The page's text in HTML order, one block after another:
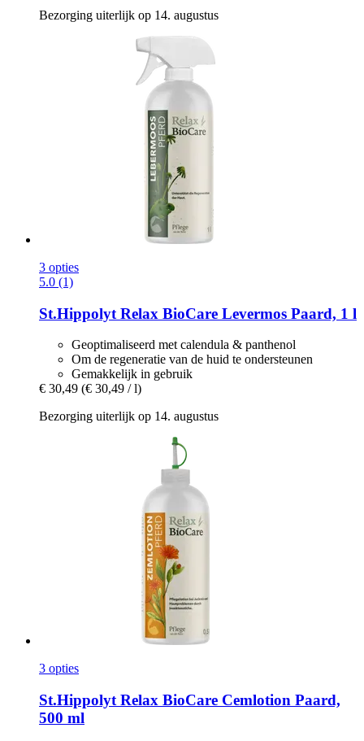
Bezorging uiterlijk op 14. augustus
3 opties
5.0 (1)
St.Hippolyt Relax BioCare Levermos Paard, 1 l
Geoptimaliseerd met calendula & panthenol
Om de regeneratie van de huid te ondersteunen
Gemakkelijk in gebruik
€ 30,49 (€ 30,49 / l)
Bezorging uiterlijk op 14. augustus
3 opties
St.Hippolyt Relax BioCare Cemlotion Paard,
500 ml